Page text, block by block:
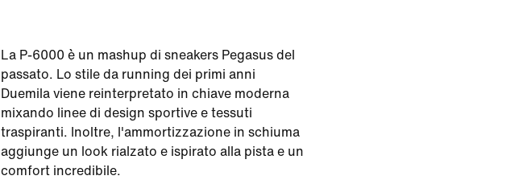
La P-6000 è un mashup di sneakers Pegasus del
passato. Lo stile da running dei primi anni
Duemila viene reinterpretato in chiave moderna
mixando linee di design sportive e tessuti
traspiranti. Inoltre, l'ammortizzazione in schiuma
aggiunge un look rialzato e ispirato alla pista e un
comfort incredibile.